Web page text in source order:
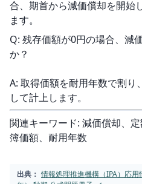
合、期首から減価償却を開始
ます。
Q: 残存価額が0円の場合、減
か？
A: 取得価額を耐用年数で割り
して計上します。
関連キーワード: 減価償却、
簿価額、耐用年数
出典： 情報処理推進機構（IPA）応